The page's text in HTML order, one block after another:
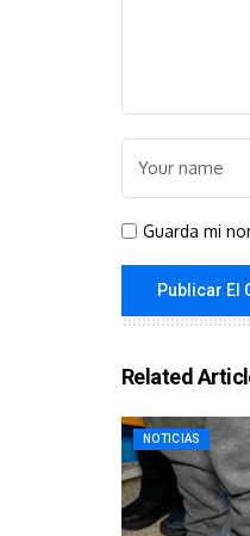
Guarda mi
Related
NOTICIAS